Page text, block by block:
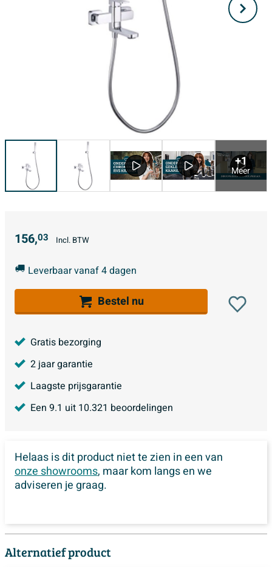
+1
Meer
156,03 Incl. BTW
Leverbaar vanaf 4 dagen
Bestel nu
Gratis bezorging
2 jaar garantie
Laagste prijsgarantie
Een 9.1 uit 10.321 beoordelingen
Helaas is dit product niet te zien in een van
onze showrooms, maar kom langs en we
adviseren je graag.
Alternatief product